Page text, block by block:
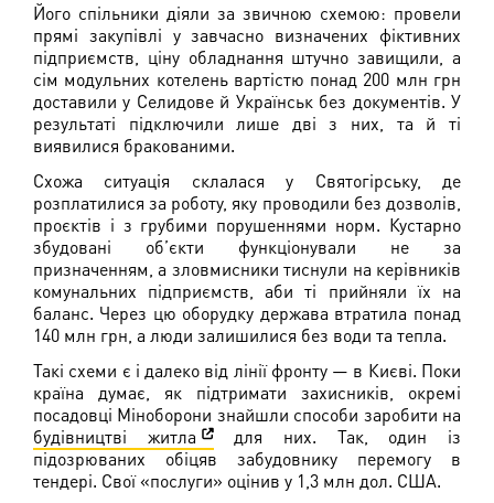
Його спільники діяли за звичною схемою: провели
прямі закупівлі у завчасно визначених фіктивних
підприємств, ціну обладнання штучно завищили, а
сім модульних котелень вартістю понад 200 млн грн
доставили у Селидове й Українськ без документів. У
результаті підключили лише дві з них, та й ті
виявилися бракованими.
Схожа ситуація склалася у Святогірську, де
розплатилися за роботу, яку проводили без дозволів,
проєктів і з грубими порушеннями норм. Кустарно
збудовані об’єкти функціонували не за
призначенням, а зловмисники тиснули на керівників
комунальних підприємств, аби ті прийняли їх на
баланс. Через цю оборудку держава втратила понад
140 млн грн, а люди залишилися без води та тепла.
Такі схеми є і далеко від лінії фронту — в Києві. Поки
країна думає, як підтримати захисників, окремі
посадовці Міноборони знайшли способи заробити на
будівництві житла
для них. Так, один із
підозрюваних обіцяв забудовнику перемогу в
тендері. Свої «послуги» оцінив у 1,3 млн дол. США.